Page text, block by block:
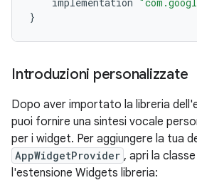
}
Introduzioni personalizzate
Dopo aver importato la libreria
puoi fornire una sintesi vocale
per i widget. Per aggiungere la tua
AppWidgetProvider , apri la
l'estensione Widgets libreria: